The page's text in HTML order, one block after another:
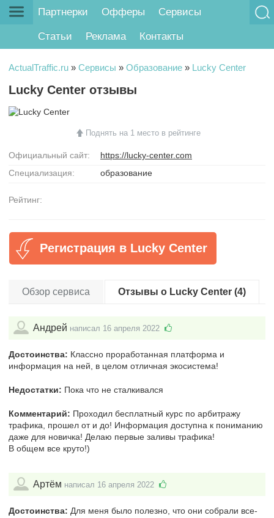
Партнерки Офферы Сервисы
Статьи Реклама Контакты
ActualTraffic.ru » Сервисы » Образование » Lucky Center
Lucky Center отзывы
Поднять на 1 место в рейтинге
Официальный сайт:
https://lucky-center.com
Специализация:
образование
Рейтинг:
Регистрация в Lucky Center
Обзор сервиса Отзывы о Lucky Center (4)
Андрей написал 16 апреля 2022
Достоинства: Классно проработанная платформа и
информация на ней, в целом отличная экосистема!
Недостатки: Пока что не сталкивался
Комментарий: Проходил бесплатный курс по арбитражу
трафика, прошел от и до! Информация доступна к пониманию
даже для новичка! Делаю первые заливы трафика!
В общем все круто!)
Артём написал 16 апреля 2022
Достоинства: Для меня было полезно, что они собрали все-